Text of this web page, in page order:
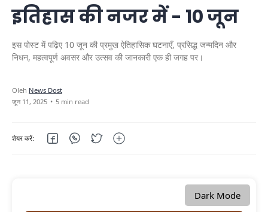
इतिहास की नजर में - 10 जून
इस पोस्ट में पढ़िए 10 जून की प्रमुख ऐतिहासिक घटनाएँ, प्रसिद्ध जन्मदिन और
निधन, महत्वपूर्ण अवसर और उत्सव की जानकारी एक ही जगह पर।
5 min read
Dark Mode